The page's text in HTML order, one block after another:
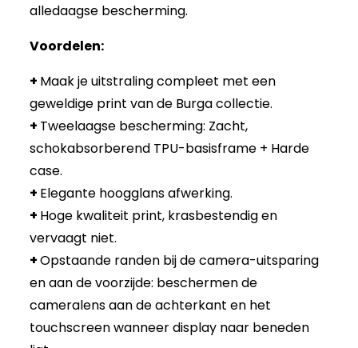
alledaagse bescherming.
Voordelen:
+ Maak je uitstraling compleet met een
geweldige print van de Burga collectie.
+ Tweelaagse bescherming: Zacht,
schokabsorberend TPU-basisframe + Harde
case.
+ Elegante hoogglans afwerking.
+ Hoge kwaliteit print, krasbestendig en
vervaagt niet.
+Opstaande randen bij de camera-uitsparing
en aan de voorzijde: beschermen de
cameralens aan de achterkant en het
touchscreen wanneer display naar beneden